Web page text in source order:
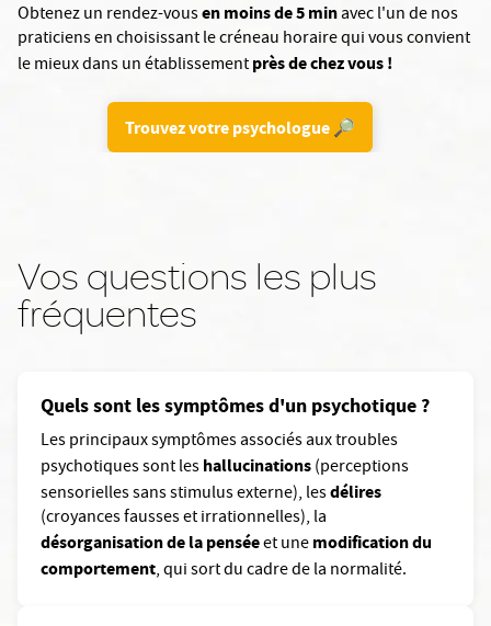
Obtenez un rendez-vousen moins de 5 minavec l'un de nos
praticiens en choisissant le créneau horaire qui vous convient
le mieux dans un établissementprès de chez vous !
Trouvez votre psychologue 🔎
Vos questions les plus
fréquentes
Quels sont les symptômes d'un psychotique ?
Les principaux symptômes associés aux troubles
psychotiques sont leshallucinations(perceptions
sensorielles sans stimulus externe), lesdélires
(croyances fausses et irrationnelles), la
désorganisation de la penséeet unemodification du
comportement, qui sort du cadre de la normalité.